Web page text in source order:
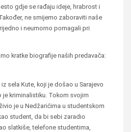
gdje se rađaju ideje, hrabrost i
ne smijemo zaboraviti naše
i neumorno pomagali pri
kratke biografije naših predavača:
sela Kute, koji je došao u Sarajevo
je kriminalistiku. Tokom svojim
je u Nedžarićima u studentskom
student, da bi sebi zaradio
slatkiše, telefone studentima,